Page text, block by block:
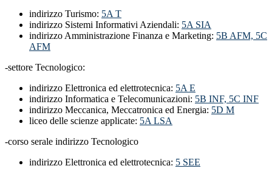
indirizzo Turismo: 5A T
indirizzo Sistemi Informativi Aziendali: 5A SIA
indirizzo Amministrazione Finanza e Marketing: 5B AFM, 5C
AFM
-settore Tecnologico:
indirizzo Elettronica ed elettrotecnica: 5A E
indirizzo Informatica e Telecomunicazioni: 5B INF, 5C INF
indirizzo Meccanica, Meccatronica ed Energia: 5D M
liceo delle scienze applicate: 5A LSA
-corso serale indirizzo Tecnologico
indirizzo Elettronica ed elettrotecnica: 5 SEE